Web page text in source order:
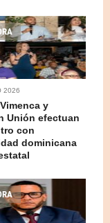
2026
y
Unión efectuan
con
dominicana